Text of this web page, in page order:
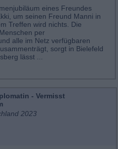
eines Freundes
um seinen Freund Manni in
Treffen wird nichts. Die
per
alle im Netz verfügbaren
sorgt in Bielefeld
lässt ...
- Vermisst
2023